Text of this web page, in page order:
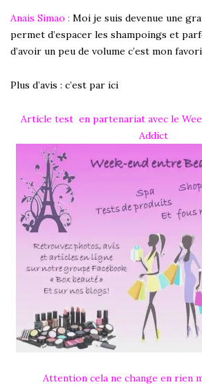
Anais Simao : Moi je suis devenue une
permet d’espacer les shampoings et
d’avoir un peu de volume c’est mon
Plus d’avis : c’est par ici
Article test en partenariat avec le
Addict
Attention cela ne change en rien